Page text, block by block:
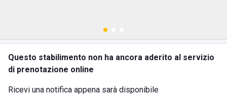
Questo stabilimento non ha ancora aderito al servizio
di prenotazione online
Ricevi una notifica appena sarà disponibile